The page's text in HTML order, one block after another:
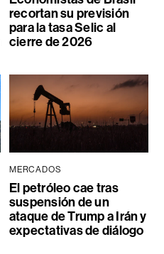
recortan su previsión
para la tasa Selic al
cierre de 2026
MERCADOS
El petróleo cae tras
suspensión de un
ataque de Trump a Irán y
expectativas de diálogo